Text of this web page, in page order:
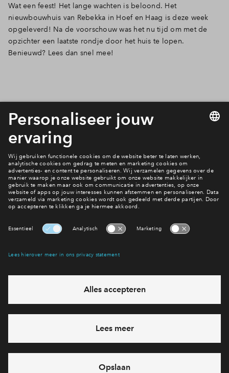
Wat een feest! Het lange wachten is beloond. Het
nieuwbouwhuis van Rebekka in Hoef en Haag is deze week
opgeleverd! Na de voorschouw was het nu tijd om met de
opzichter een laatste rondje door het huis te lopen.
Benieuwd? Lees dan snel mee!
Nieuwsgierig naar de andere
blogs van Rebekka?
Rebekka van Rij vlogt en blogt over Hoef en Haag.
meer van Rebekka lezen? Bezoek dan haar website
enfacebookpagina.
Hiermee blijf je op de hoogte van het belangrijkste nieuws en
Ja, ik wil mij aanmelden
Heb je een vraag en wil je direct antwoord? Bel ons op088
712 28 68
6 dagen per week beschikbaar (behalve tijdens